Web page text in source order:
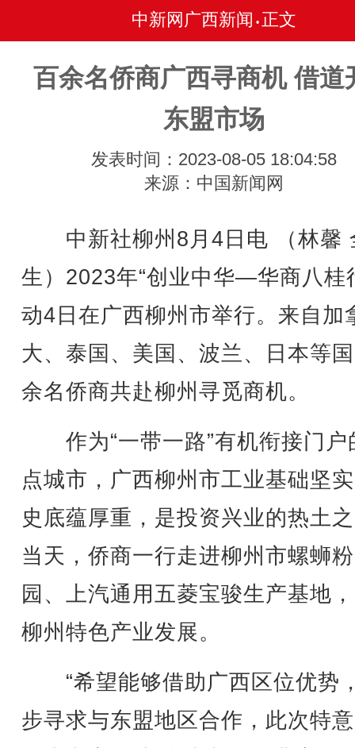
中新网广西新闻 • 正文
百余名侨商广西寻商机 借道
东盟市场
发表时间：2023-08-05 18:04:58
来源：中国新闻网
中新社柳州8月4日电 （林馨
生）2023年“创业中华—华商八桂
动4日在广西柳州市举行。来自加
大、泰国、美国、波兰、日本等
余名侨商共赴柳州寻觅商机。
作为“一带一路”有机衔接门户
点城市，广西柳州市工业基础坚
史底蕴厚重，是投资兴业的热土
当天，侨商一行走进柳州市螺蛳
园、上汽通用五菱宝骏生产基地
柳州特色产业发展。
“希望能够借助广西区位优势
步寻求与东盟地区合作，此次特